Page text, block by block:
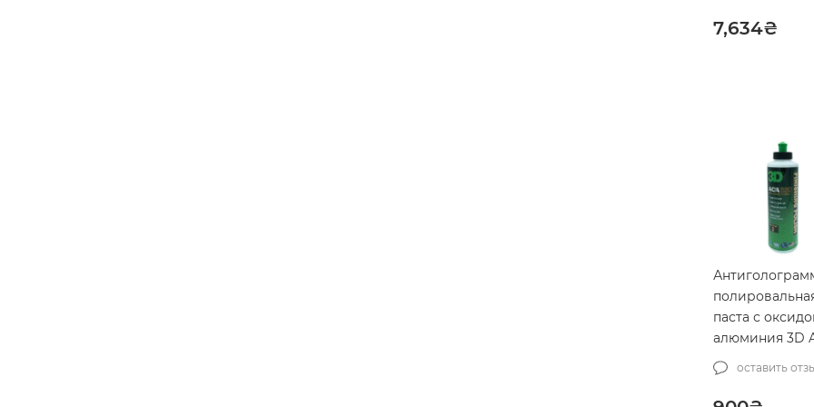
7,634₴
паста с
алюминия 3D
520 Finishing
240мл
оставить